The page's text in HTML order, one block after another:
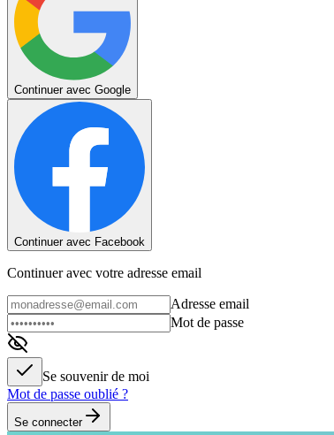
Continuer avec Google
Continuer avec Facebook
Continuer avec votre adresse email
Adresse email
Mot de passe
Se souvenir de moi
Mot de passe oublié ?
Se connecter